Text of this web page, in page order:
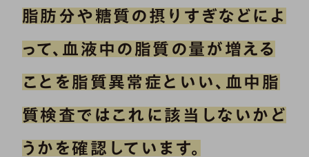
脂肪分や糖質の摂りすぎなどによ
って、血液中の脂質の量が増える
ことを脂質異常症といい、血中脂
質検査ではこれに該当しないかど
うかを確認しています。